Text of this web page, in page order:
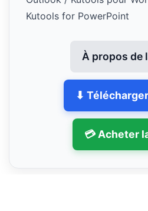
Kutools for PowerPoint
À propos de
⬇
💳 Acheter